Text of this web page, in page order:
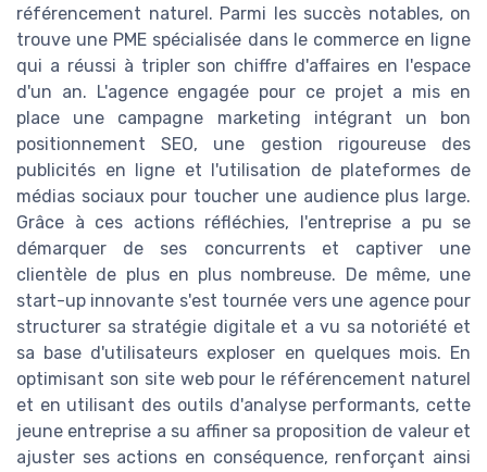
référencement naturel. Parmi les succès notables, on
trouve une PME spécialisée dans le commerce en ligne
qui a réussi à tripler son chiffre d'affaires en l'espace
d'un an. L'agence engagée pour ce projet a mis en
place une campagne marketing intégrant un bon
positionnement SEO, une gestion rigoureuse des
publicités en ligne et l'utilisation de plateformes de
médias sociaux pour toucher une audience plus large.
Grâce à ces actions réfléchies, l'entreprise a pu se
démarquer de ses concurrents et captiver une
clientèle de plus en plus nombreuse. De même, une
start-up innovante s'est tournée vers une agence pour
structurer sa stratégie digitale et a vu sa notoriété et
sa base d'utilisateurs exploser en quelques mois. En
optimisant son site web pour le référencement naturel
et en utilisant des outils d'analyse performants, cette
jeune entreprise a su affiner sa proposition de valeur et
ajuster ses actions en conséquence, renforçant ainsi